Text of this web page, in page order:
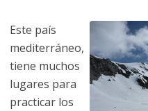
Este país
mediterráneo,
tiene muchos
lugares para
practicar los